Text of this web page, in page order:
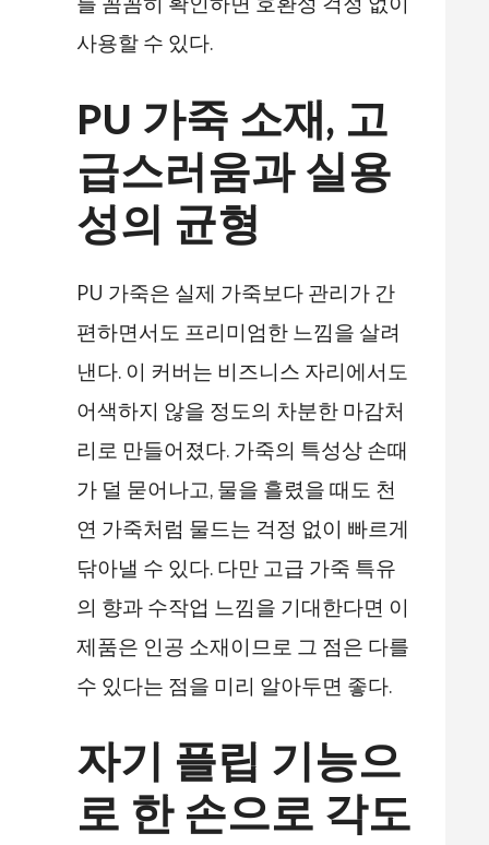
사용할 수 있다.
PU 가죽 소재, 고
급스러움과 실용
성의 균형
PU 가죽은 실제 가죽보다 관리가 간
편하면서도 프리미엄한 느낌을 살려
낸다. 이 커버는 비즈니스 자리에서도
어색하지 않을 정도의 차분한 마감처
리로 만들어졌다. 가죽의 특성상 손때
가 덜 묻어나고, 물을 흘렸을 때도 천
연 가죽처럼 물드는 걱정 없이 빠르게
닦아낼 수 있다. 다만 고급 가죽 특유
의 향과 수작업 느낌을 기대한다면 이
제품은 인공 소재이므로 그 점은 다를
수 있다는 점을 미리 알아두면 좋다.
자기 플립 기능으
로 한 손으로 각도